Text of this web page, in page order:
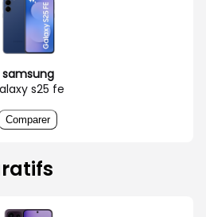
samsung
s25 fe
Comparer